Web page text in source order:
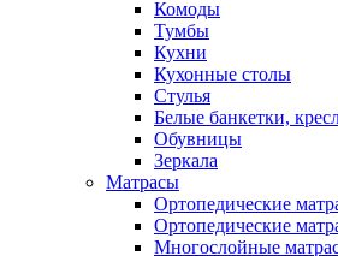
Комоды
Тумбы
Кухни
Кухонные столы
Стулья
Белые банкетки,
Обувницы
Зеркала
Матрасы
Ортопедические
Ортопедические
Многослойные